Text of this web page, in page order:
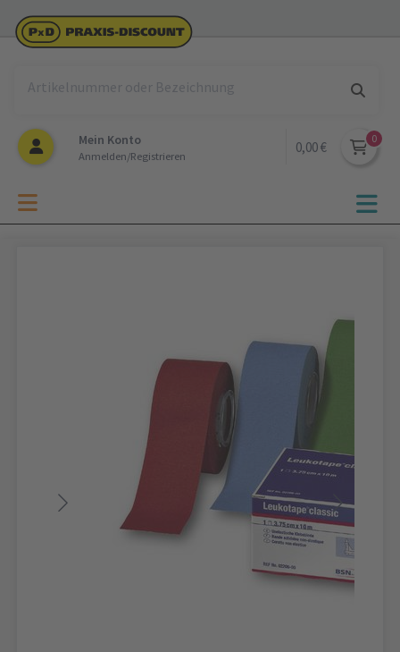
Mein Konto
Anmelden/Registrieren
0,00 €